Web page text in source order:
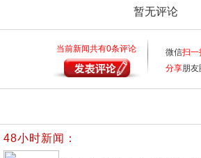
暂无评论
当前新闻共有0条评论 微信扫一
分享朋友
48小时新闻：